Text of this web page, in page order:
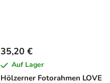
Hölzerner Fotorahmen LOVE
35,20 €
Auf Lager